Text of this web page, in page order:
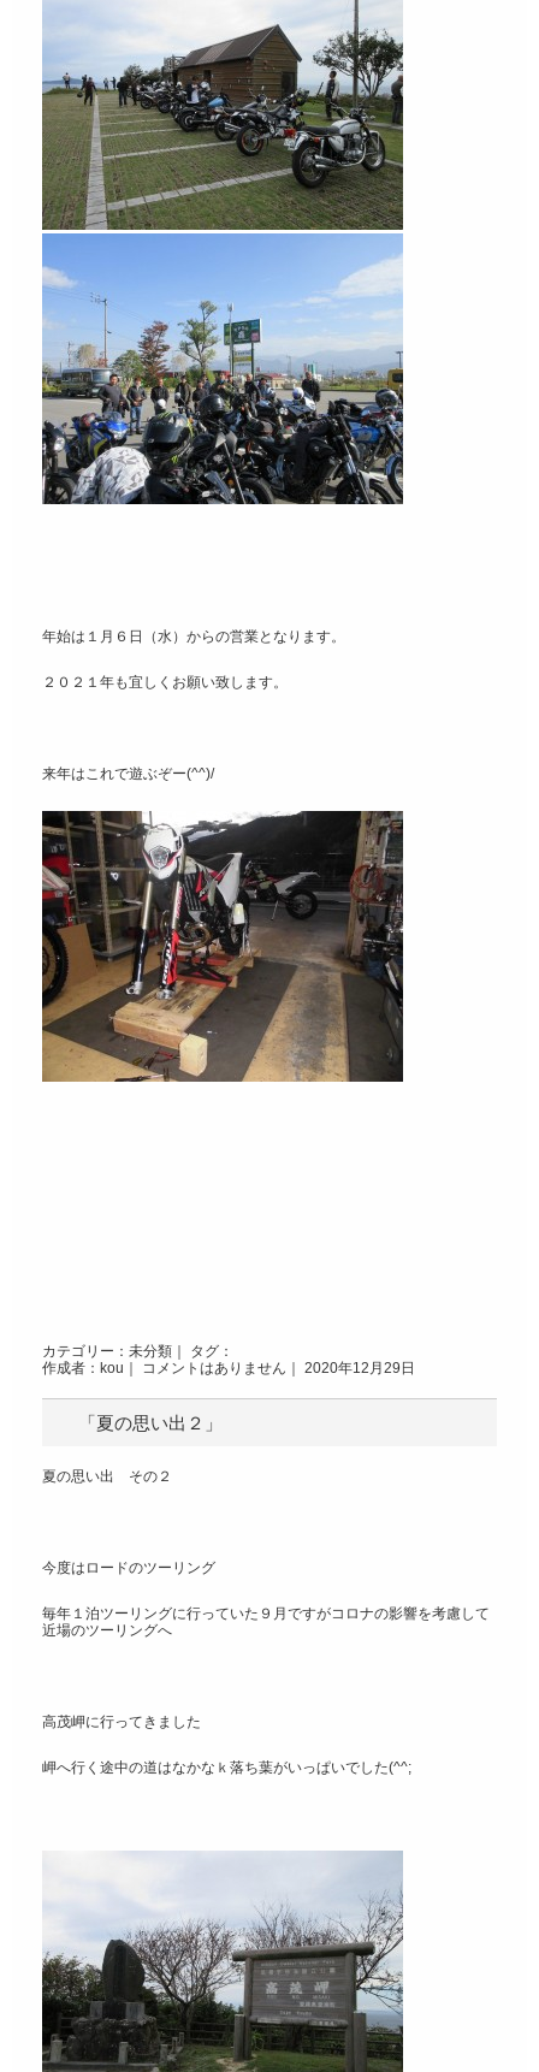
年始は１月６日（水）からの営業となります。
２０２１年も宜しくお願い致します。
来年はこれで遊ぶぞー(^^)/
カテゴリー： 未分類 ｜ タグ：
作成者：kou｜ コメントはありません ｜ 2020年12月29日
「夏の思い出２」
夏の思い出 その２
今度はロードのツーリング
毎年１泊ツーリングに行っていた９月ですがコロナの影響を考慮して
近場のツーリングへ
高茂岬に行ってきました
岬へ行く途中の道はなかなｋ落ち葉がいっぱいでした(^^;